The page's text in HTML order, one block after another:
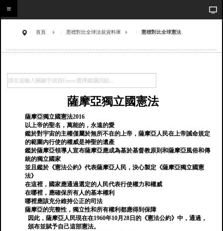
首頁 憲標對比全球法規資料庫 憲標對比全球憲法
薩摩亞獨立國憲法
薩摩亞獨立國憲法2016
以上帝的聖名，萬能的，永遠的愛
鑑於對宇宙的主權僅屬於無所不在的上帝，薩摩亞人民在上帝誡命規定
的範圍內行使的權威是神聖的遺產
鑑於薩摩亞領導人宣布薩摩亞應成為基於基督教原則和薩摩亞風俗和傳
統的獨立國家
並且鑑於《憲法公約》代表薩摩亞人民，決心製定《薩摩亞獨立國憲
法》
在這裡，國家應通過選定的人民代表行使權力和權威
在哪裡，應確保所有人的基本權利
哪裡應該充分維持公正的司法
薩摩亞的完整性，獨立性和所有權利都應得到保障
因此，薩摩亞人民現在在1960年10月28日的《憲法公約》中，通過，
頒布並賦予自己這部憲法。